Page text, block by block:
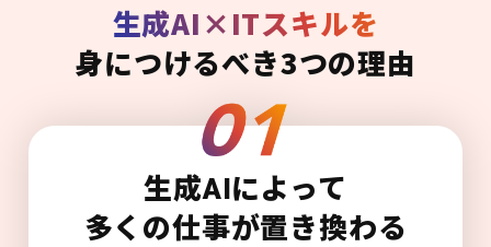
生成AI×ITスキルを
身につけるべき3つの理由
生成AIによって
多くの仕事が置き換わる